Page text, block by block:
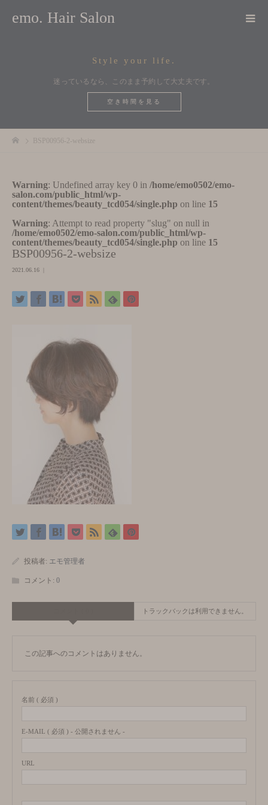
emo. Hair Salon
Style your life.
迷っているなら、このまま予約して大丈夫です。
空き時間を見る
BSP00956-2-websize
Warning: Undefined array key 0 in /home/emo0502/emo-
salon.com/public_html/wp-
content/themes/beauty_tcd054/single.php on line 15
Warning: Attempt to read property "slug" on null in
/home/emo0502/emo-salon.com/public_html/wp-
content/themes/beauty_tcd054/single.php on line 15
BSP00956-2-websize
2021.06.16
投稿者: エモ管理者
コメント: 0
トラックバックは利用できません。
この記事へのコメントはありません。
名前 ( 必須 )
E-MAIL ( 必須 ) - 公開されません -
URL